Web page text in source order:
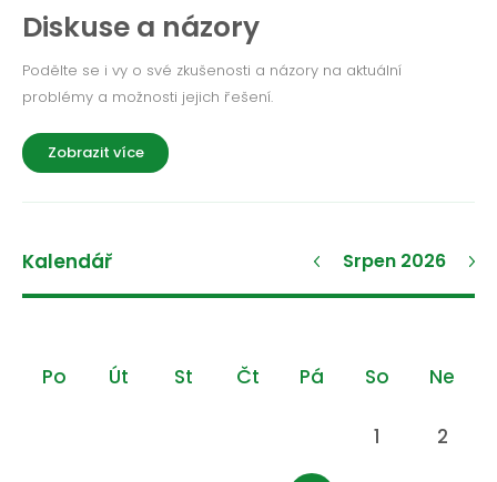
Diskuse a názory
Podělte se i vy o své zkušenosti a názory na aktuální
problémy a možnosti jejich řešení.
Zobrazit více
Kalendář Srpen 2026
Po Út St Čt Pá So Ne
1 2